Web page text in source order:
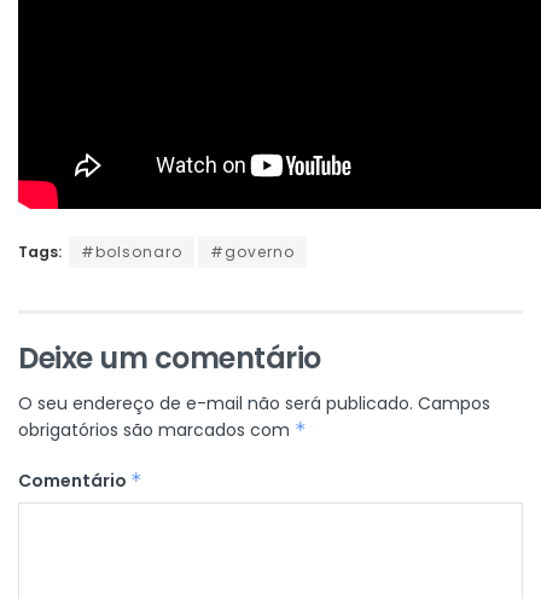
Tags: #bolsonaro #governo
Deixe um comentário
O seu endereço de e-mail não será publicado. Campos
obrigatórios são marcados com *
Comentário *